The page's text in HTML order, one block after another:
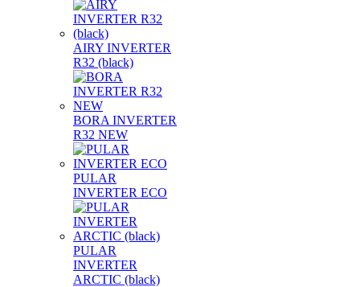
AIRY INVERTER
R32 (black)
BORA INVERTER
R32 NEW
PULAR
INVERTER ECO
PULAR
INVERTER
ARCTIC (black)